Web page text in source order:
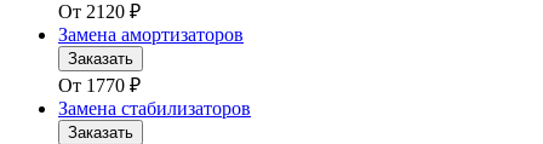
От 2120 ₽
Замена амортизаторов
Заказать
От 1770 ₽
Замена стабилизаторов
Заказать